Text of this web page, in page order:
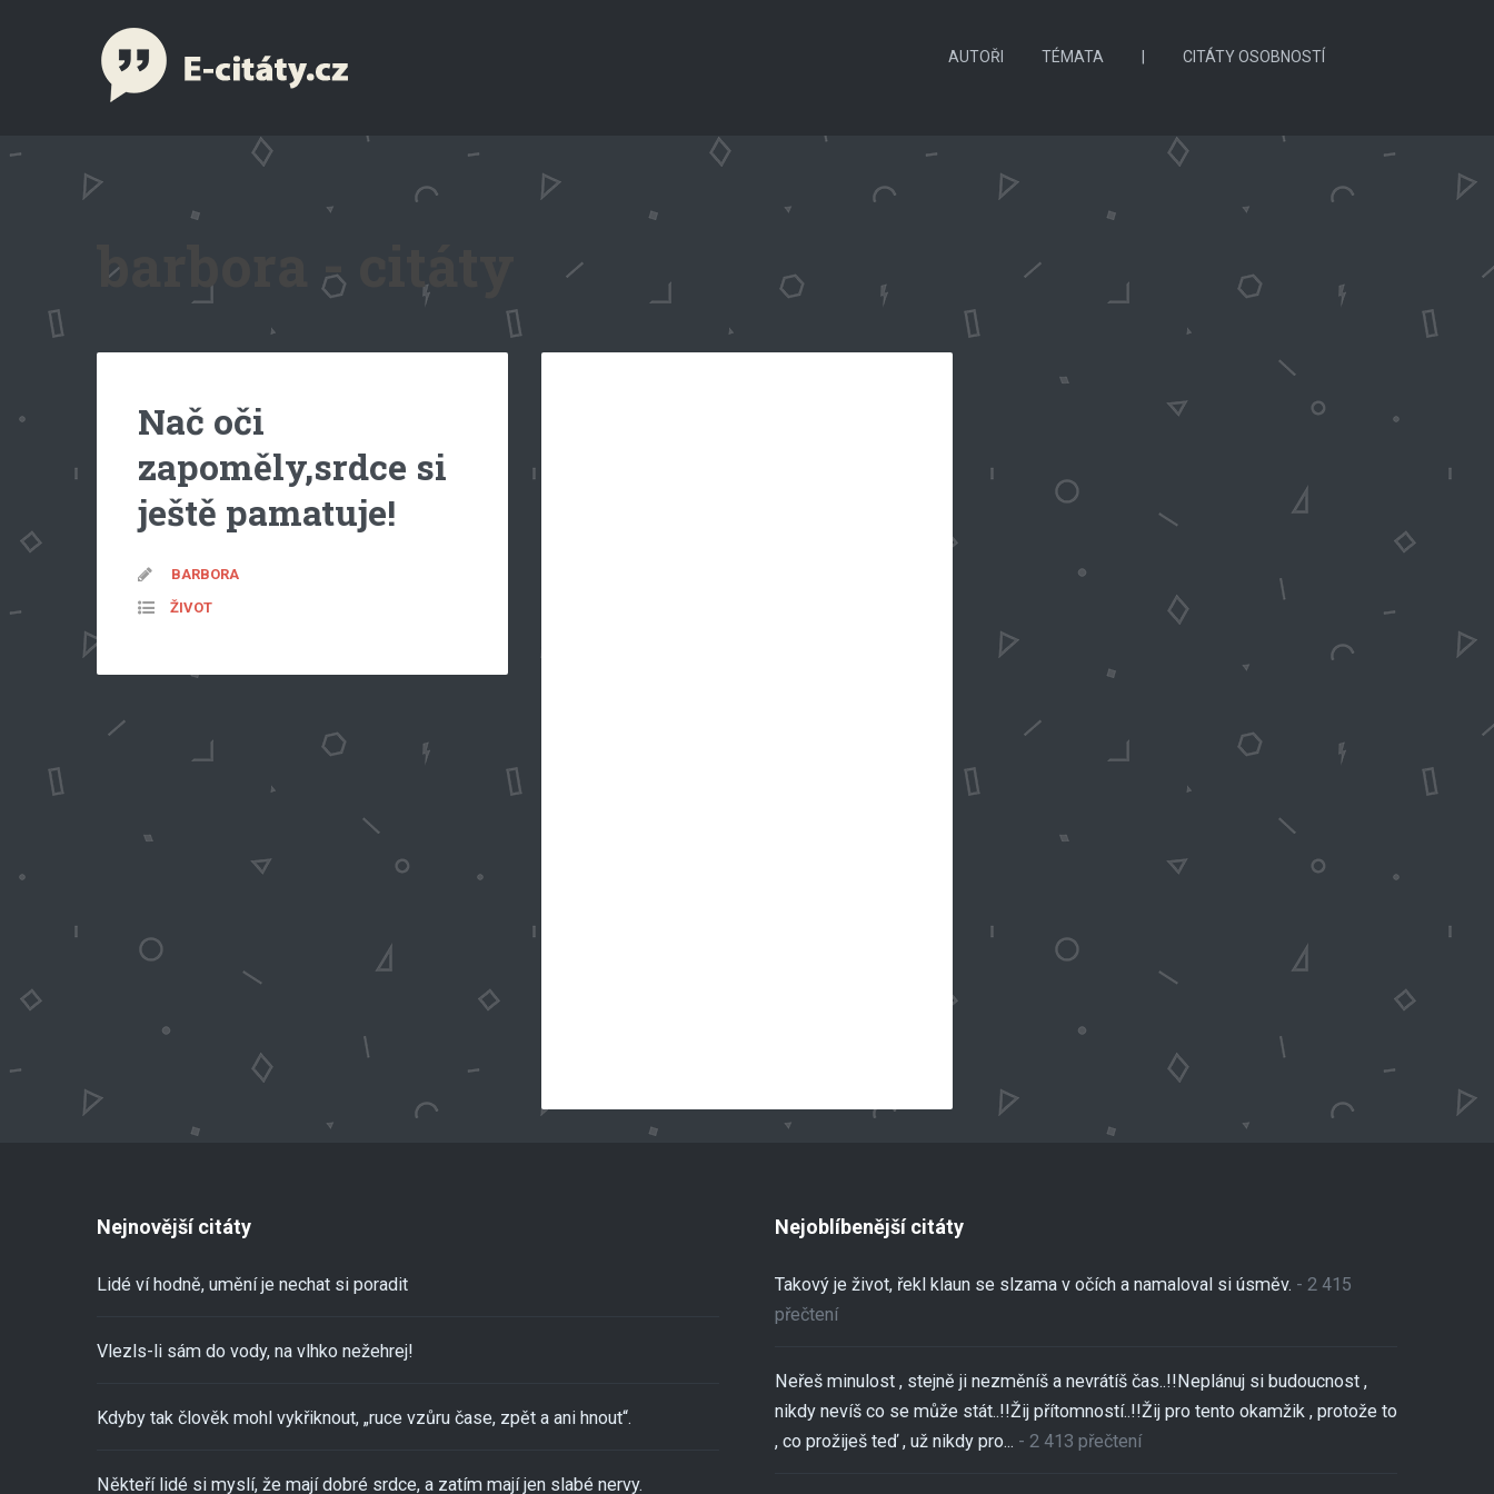
AUTOŘI TÉMATA CITÁTY OSOBNOSTÍ
barbora - citáty
Nač oči
zapoměly,srdce si
ještě pamatuje!
BARBORA
ŽIVOT
Nejnovější citáty
Lidé ví hodně, umění je nechat si poradit
Vlezls-li sám do vody, na vlhko nežehrej!
Kdyby tak člověk mohl vykřiknout, „ruce vzůru čase, zpět a ani hnout“.
Někteří lidé si myslí, že mají dobré srdce, a zatím mají jen slabé nervy.
Nejoblíbenější citáty
Takový je život, řekl klaun se slzama v očích a namaloval si úsměv. - 2 415
přečtení
Neřeš minulost , stejně ji nezměníš a nevrátíš čas..!!Neplánuj si budoucnost ,
nikdy nevíš co se může stát..!!Žij přítomností..!!Žij pro tento okamžik , protože to
, co prožiješ teď , už nikdy pro... - 2 413 přečtení